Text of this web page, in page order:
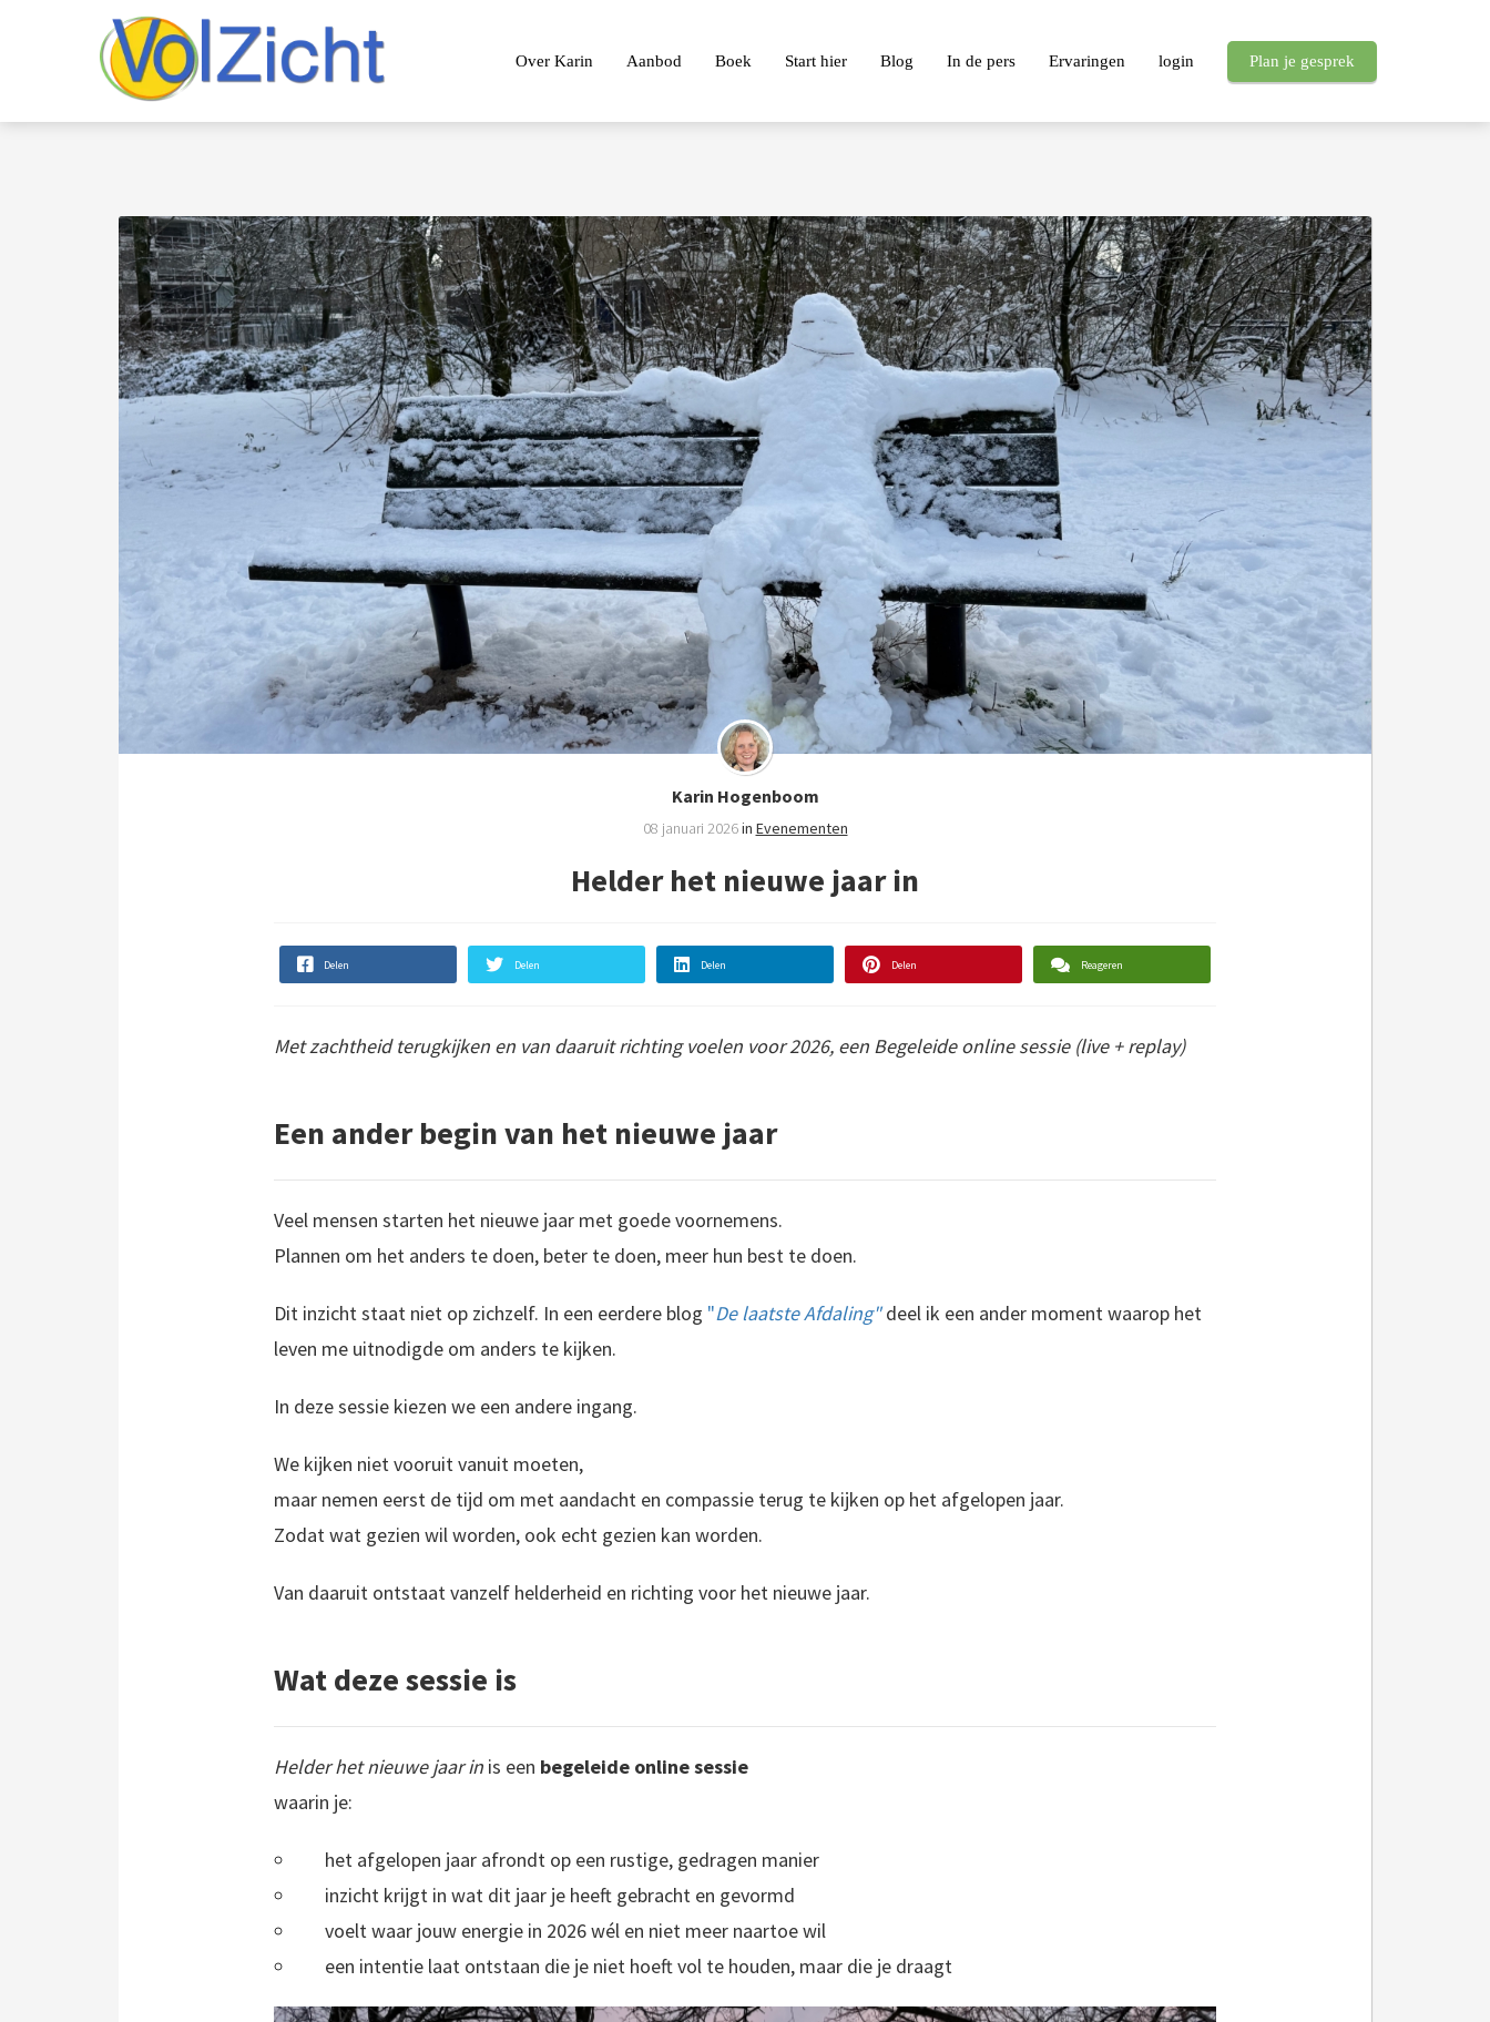
Over Karin Aanbod Boek Start hier Blog In de pers Ervaringen login Plan je gesprek
Karin Hogenboom
08 januari 2026in Evenementen
Helder het nieuwe jaar in
Delen Delen Delen Delen Reageren
Met zachtheid terugkijken en van daaruit richting voelen voor 2026, een Begeleide online sessie (live + replay)
Een ander begin van het nieuwe jaar
Veel mensen starten het nieuwe jaar met goede voornemens.
Plannen om het anders te doen, beter te doen, meer hun best te doen.
Dit inzicht staat niet op zichzelf. In een eerdere blog "De laatste Afdaling" deel ik een ander moment waarop het
leven me uitnodigde om anders te kijken.
In deze sessie kiezen we een andere ingang.
We kijken niet vooruit vanuit moeten,
maar nemen eerst de tijd om met aandacht en compassie terug te kijken op het afgelopen jaar.
Zodat wat gezien wil worden, ook echt gezien kan worden.
Van daaruit ontstaat vanzelf helderheid en richting voor het nieuwe jaar.
Wat deze sessie is
Helder het nieuwe jaar in is een begeleide online sessie
waarin je:
het afgelopen jaar afrondt op een rustige, gedragen manier
inzicht krijgt in wat dit jaar je heeft gebracht en gevormd
voelt waar jouw energie in 2026 wél en niet meer naartoe wil
een intentie laat ontstaan die je niet hoeft vol te houden, maar die je draagt